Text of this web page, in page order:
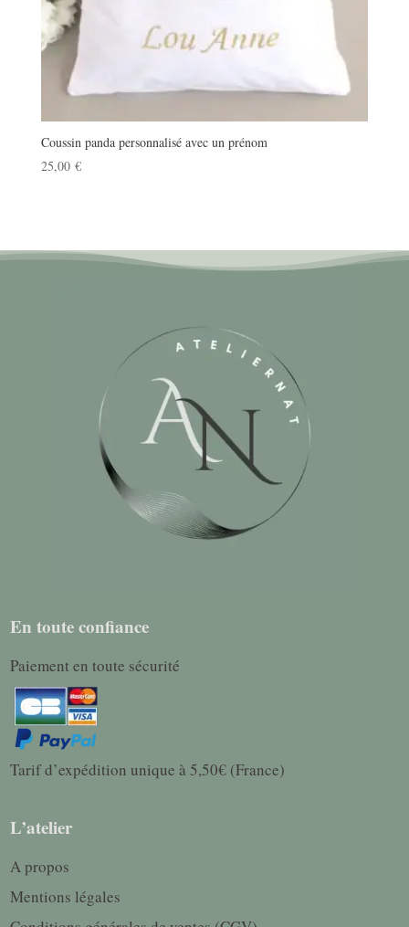
Coussin panda personnalisé avec un prénom
25,00 €
En toute confiance
Paiement en toute sécurité
Tarif d’expédition unique à 5,50€ (France)
L’atelier
A propos
Mentions légales